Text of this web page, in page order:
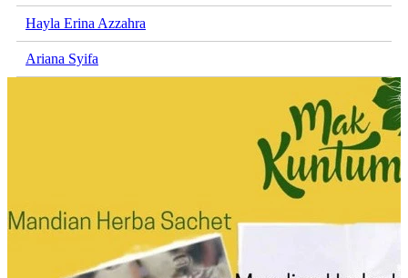
Hayla Erina Azzahra
Ariana Syifa